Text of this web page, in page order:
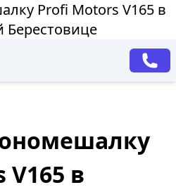
Profi Motors V165 в
в